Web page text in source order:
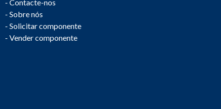
- Contacte-nos
- Sobre nós
- Solicitar componente
- Vender componente